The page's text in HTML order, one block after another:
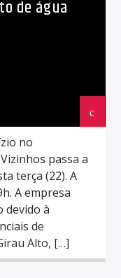
de água
no
passa a
terça (22). A
A empresa
devido à
de
Alto, […]